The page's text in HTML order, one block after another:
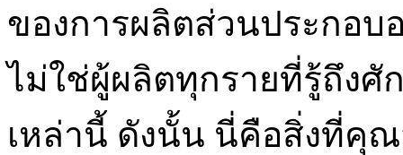
ของการผลิตส่วนประกอบ
ไม่ใช่ผู้ผลิตทุกรายที่รู้ถึงศั
เหล่านี้ ดังนั้น นี่คือสิ่งที่คุ